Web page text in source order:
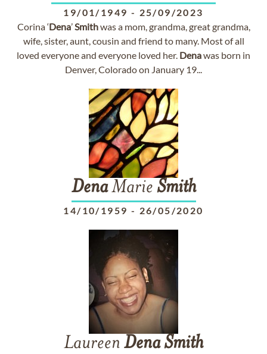
19/01/1949 - 25/09/2023
Corina ‘Dena’Smithwas a mom, grandma, great grandma,
wife, sister, aunt, cousin and friend to many. Most of all
loved everyone and everyone loved her. Denawas born in
Denver, Colorado on January 19...
DenaMarie Smith
14/10/1959 - 26/05/2020
Laureen DenaSmith